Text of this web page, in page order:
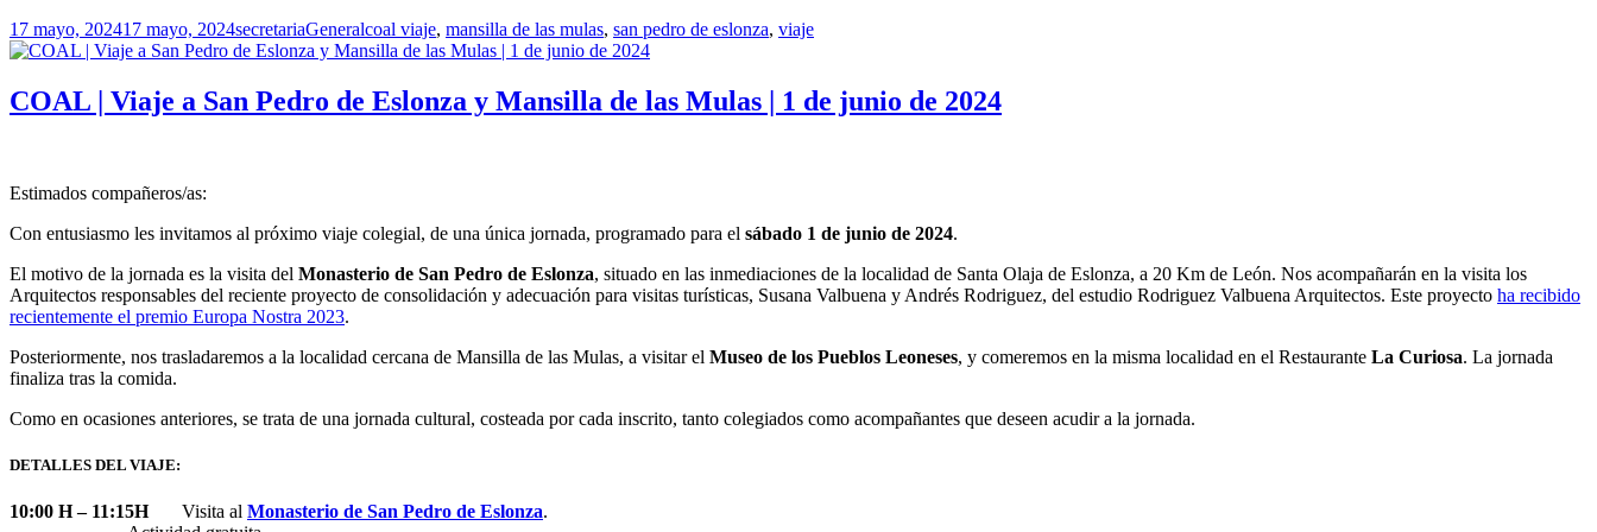
Publicado
el
17 mayo, 202417 mayo, 2024Autor
secretariaCategorías
GeneralEtiquetas
coal viaje, mansilla de las mulas, san pedro de eslonza, viaje
COAL | Viaje a San Pedro de Eslonza y Mansilla de las Mulas | 1 de junio de 2024
Estimados compañeros/as:
Con entusiasmo les invitamos al próximo viaje colegial, de una única jornada, programado para el sábado 1 de junio de 2024.
El motivo de la jornada es la visita del Monasterio de San Pedro de Eslonza, situado en las inmediaciones de la localidad de Santa Olaja de Eslonza, a 20 Km de León. Nos acompañarán en la visita los
Arquitectos responsables del reciente proyecto de consolidación y adecuación para visitas turísticas, Susana Valbuena y Andrés Rodriguez, del estudio Rodriguez Valbuena Arquitectos. Este proyecto ha recibido
recientemente el premio Europa Nostra 2023.
Posteriormente, nos trasladaremos a la localidad cercana de Mansilla de las Mulas, a visitar el Museo de los Pueblos Leoneses, y comeremos en la misma localidad en el Restaurante La Curiosa. La jornada
finaliza tras la comida.
Como en ocasiones anteriores, se trata de una jornada cultural, costeada por cada inscrito, tanto colegiados como acompañantes que deseen acudir a la jornada.
DETALLES DEL VIAJE:
10:00 H – 11:15H Visita al Monasterio de San Pedro de Eslonza.